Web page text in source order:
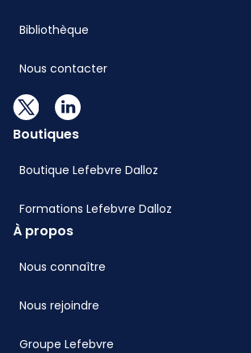
Bibliothèque
Nous contacter
Boutiques
Boutique Lefebvre Dalloz
Formations Lefebvre Dalloz
À propos
Nous connaître
Nous rejoindre
Groupe Lefebvre